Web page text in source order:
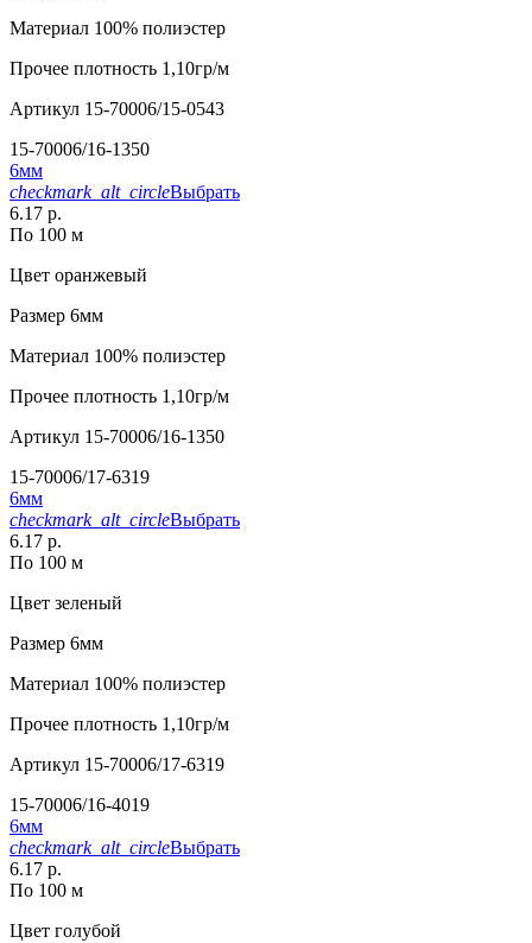
Материал 100% полиэстер
Прочее плотность 1,10гр/м
Артикул 15-70006/15-0543
15-70006/16-1350
6мм
checkmark_alt_circleВыбрать
6.17 р.
По 100 м
Цвет оранжевый
Размер 6мм
Материал 100% полиэстер
Прочее плотность 1,10гр/м
Артикул 15-70006/16-1350
15-70006/17-6319
6мм
checkmark_alt_circleВыбрать
6.17 р.
По 100 м
Цвет зеленый
Размер 6мм
Материал 100% полиэстер
Прочее плотность 1,10гр/м
Артикул 15-70006/17-6319
15-70006/16-4019
6мм
checkmark_alt_circleВыбрать
6.17 р.
По 100 м
Цвет голубой